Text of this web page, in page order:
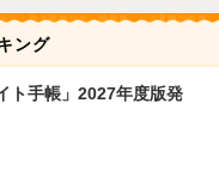
ング
ト手帳」2027年度版発